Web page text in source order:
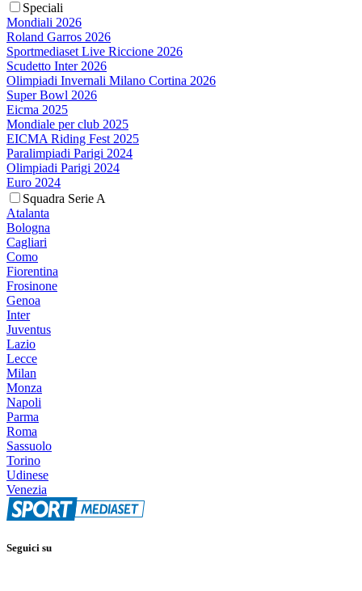
Speciali
Mondiali 2026
Roland Garros 2026
Sportmediaset Live Riccione 2026
Scudetto Inter 2026
Olimpiadi Invernali Milano Cortina 2026
Super Bowl 2026
Eicma 2025
Mondiale per club 2025
EICMA Riding Fest 2025
Paralimpiadi Parigi 2024
Olimpiadi Parigi 2024
Euro 2024
Squadra Serie A
Atalanta
Bologna
Cagliari
Como
Fiorentina
Frosinone
Genoa
Inter
Juventus
Lazio
Lecce
Milan
Monza
Napoli
Parma
Roma
Sassuolo
Torino
Udinese
Venezia
Seguici su